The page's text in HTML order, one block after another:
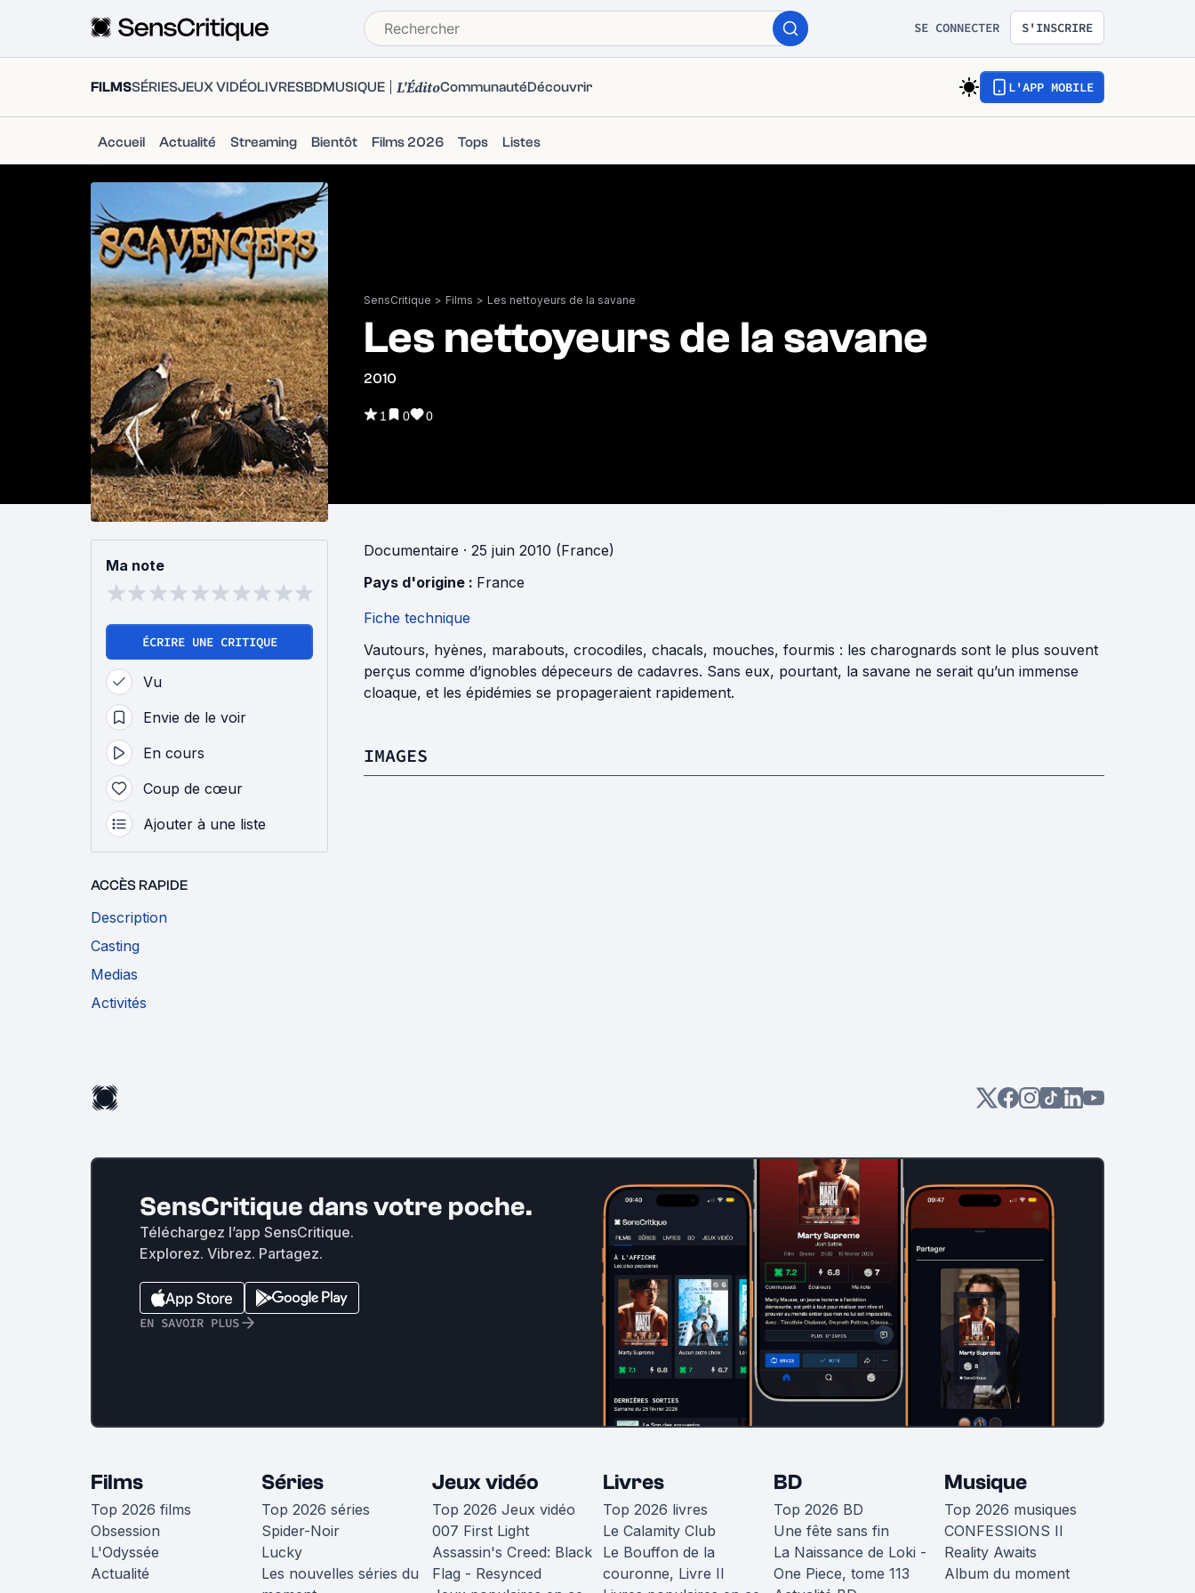
SE CONNECTER S'INSCRIRE
FILMSSÉRIESJEUX VIDÉOLIVRESBDMUSIQUE L'ÉditoCommunautéDécouvrir L'APP MOBILE
Accueil Actualité Streaming Bientôt Films 2026 Tops Listes
SensCritique > Films > Les nettoyeurs de la savane
Les nettoyeurs de la savane
2010
1 0 0
Ma note
ÉCRIRE UNE CRITIQUE
Vu
Envie de le voir
En cours
Coup de cœur
Ajouter à une liste
ACCÈS RAPIDE
Description
Casting
Medias
Activités
Documentaire · 25 juin 2010 (France)
Pays d'origine : France
Fiche technique
Vautours, hyènes, marabouts, crocodiles, chacals, mouches, fourmis : les charognards sont le plus souvent
perçus comme d’ignobles dépeceurs de cadavres. Sans eux, pourtant, la savane ne serait qu’un immense
cloaque, et les épidémies se propageraient rapidement.
IMAGES
SensCritique dans votre poche.
Téléchargez l’app SensCritique.
Explorez. Vibrez. Partagez.
EN SAVOIR PLUS
Films
Top 2026 films
Obsession
L'Odyssée
Actualité
Séries
Top 2026 séries
Spider-Noir
Lucky
Les nouvelles séries du
Jeux vidéo
Top 2026 Jeux vidéo
007 First Light
Assassin's Creed: Black
Flag - Resynced
Livres
Top 2026 livres
Le Calamity Club
Le Bouffon de la
couronne, Livre II
BD
Top 2026 BD
Une fête sans fin
La Naissance de Loki -
One Piece, tome 113
Musique
Top 2026 musiques
CONFESSIONS II
Reality Awaits
Album du moment